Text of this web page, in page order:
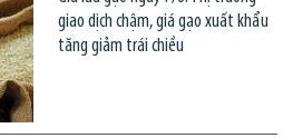
giao dịch chậm, giá gạo xuất khẩu
tăng giảm trái chiều